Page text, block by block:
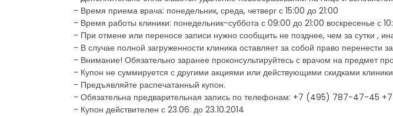
- Время приема врача: понедельник, среда, четверг с 15:00 до 21:00
- Время работы клиники: понедельник-суббота с 09:00 до 21:00 воскресенье с
- При отмене или переносе записи нужно сообщить не позднее, чем за сутки ,
- В случае полной загруженности клиника оставляет за собой право перенести
- Внимание! Обязательно заранее проконсультируйтесь с врачом на предмет
- Купон не суммируется с другими акциями или действующими скидками
- Предъявляйте распечатанный купон.
- Обязательна предварительная запись по телефонам: +7 (495) 787-47-
- Купон действителен с 23.06. до 23.10.2014